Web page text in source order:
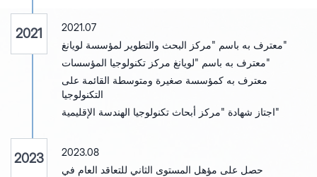
2021
2021.07
معترف به باسم "مركز البحث والتطوير لمؤسسة لويانغ"
معترف به باسم "لويانغ مركز تكنولوجيا المؤسسات"
معترف به كمؤسسة صغيرة ومتوسطة القائمة على
التكنولوجيا
اجتاز شهادة "مركز أبحاث تكنولوجيا الهندسة الإقليمية"
2023
2023.08
حصل على مؤهل المستوى الثاني للتعاقد العام في